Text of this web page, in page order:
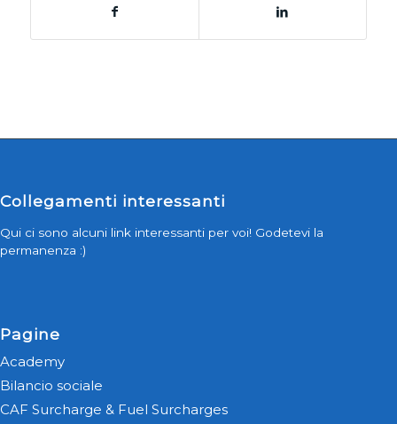
Collegamenti interessanti
Qui ci sono alcuni link interessanti per voi! Godetevi la
permanenza :)
Pagine
Academy
Bilancio sociale
CAF Surcharge & Fuel Surcharges